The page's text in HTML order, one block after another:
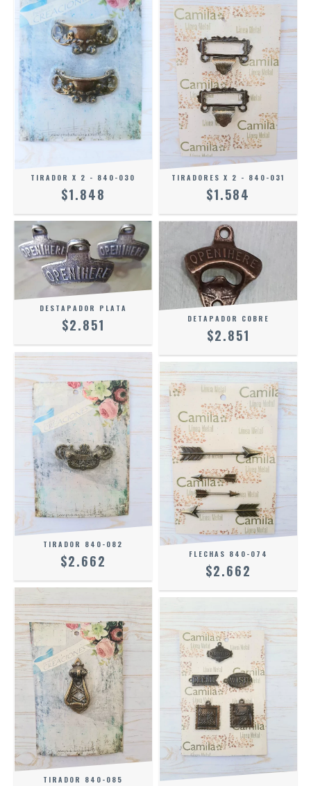
TIRADOR X 2 - 840-030
$1.848
TIRADORES X 2 - 840-031
$1.584
DESTAPADOR PLATA
$2.851 DETAPADOR COBRE
$2.851
TIRADOR 840-082
$2.662 FLECHAS 840-074
$2.662
TIRADOR 840-085